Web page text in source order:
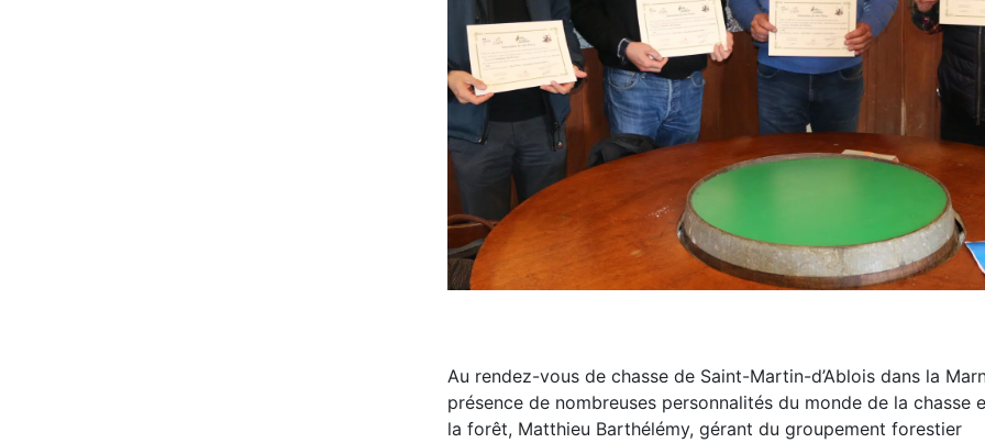
Au rendez-vous de chasse de Saint-Martin-d’Ablois dans la
présence de nombreuses personnalités du monde de la chasse
la forêt, Matthieu Barthélémy, gérant du groupement forestier